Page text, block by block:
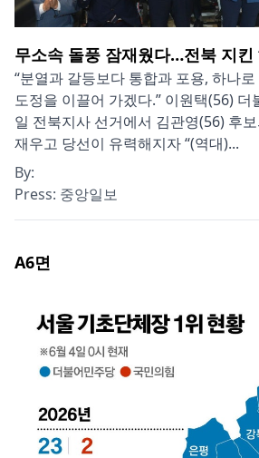
무소속 돌풍 잠재웠다…전북 지킨
“분열과 갈등보다 통합과 포용, 하나
도정을 이끌어 가겠다.” 이원택(56)
일 전북지사 선거에서 김관영(56) 후보
재우고 당선이 유력해지자 “(역대)...
By:
Press: 중앙일보
A6면